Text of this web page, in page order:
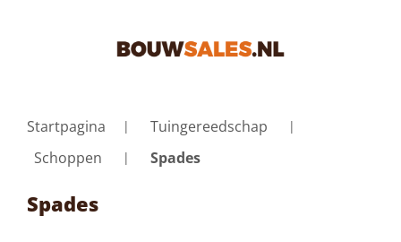
Startpagina
Tuingereedschap
Schoppen
Spades
Spades